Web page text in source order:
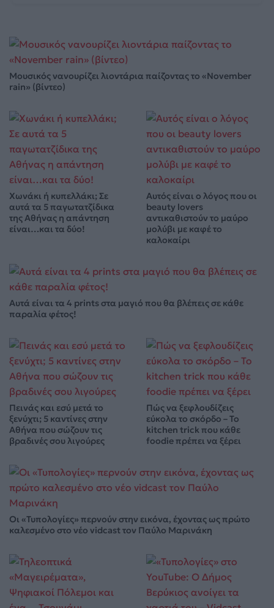
Μουσικός νανουρίζει λιοντάρια παίζοντας το «November
rain» (βίντεο)
Χωνάκι ή κυπελλάκι; Σε
αυτά τα 5 παγωτατζίδικα
της Αθήνας η απάντηση
είναι…και τα δύο!
Αυτός είναι ο λόγος που οι
beauty lovers
αντικαθιστούν το μαύρο
μολύβι με καφέ το
καλοκαίρι
Αυτά είναι τα 4 prints στα μαγιό που θα βλέπεις σε κάθε
παραλία φέτος!
Πεινάς και εσύ μετά το
ξενύχτι; 5 καντίνες στην
Αθήνα που σώζουν τις
βραδινές σου λιγούρες
Πώς να ξεφλουδίζεις
εύκολα το σκόρδο – Το
kitchen trick που κάθε
foodie πρέπει να ξέρει
Οι «Τυπολογίες» περνούν στην εικόνα, έχοντας ως πρώτο
καλεσμένο στο νέο vidcast τον Παύλο Μαρινάκη